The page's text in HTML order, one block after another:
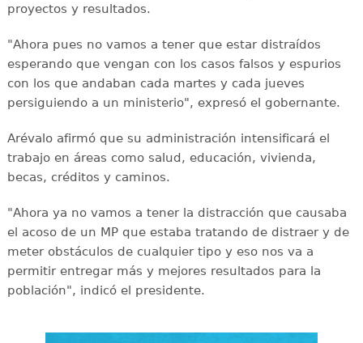
proyectos y resultados.
"Ahora pues no vamos a tener que estar distraídos
esperando que vengan con los casos falsos y espurios
con los que andaban cada martes y cada jueves
persiguiendo a un ministerio", expresó el gobernante.
Arévalo afirmó que su administración intensificará el
trabajo en áreas como salud, educación, vivienda,
becas, créditos y caminos.
"Ahora ya no vamos a tener la distracción que causaba
el acoso de un MP que estaba tratando de distraer y de
meter obstáculos de cualquier tipo y eso nos va a
permitir entregar más y mejores resultados para la
población", indicó el presidente.